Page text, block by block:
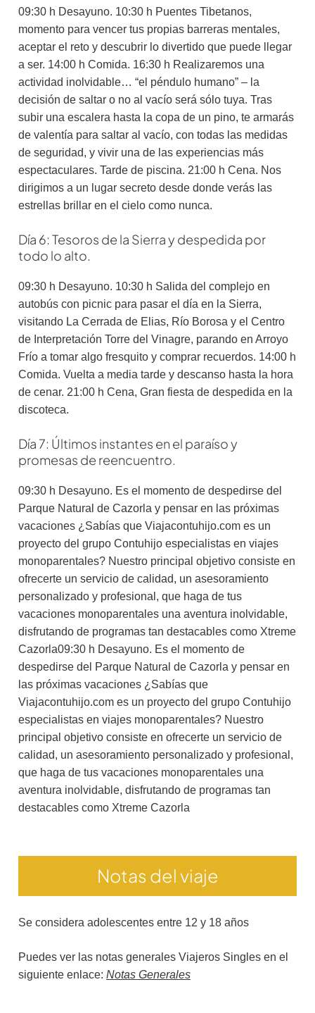
09:30 h Desayuno. 10:30 h Puentes Tibetanos,
momento para vencer tus propias barreras mentales,
aceptar el reto y descubrir lo divertido que puede llegar
a ser. 14:00 h Comida. 16:30 h Realizaremos una
actividad inolvidable… “el péndulo humano” – la
decisión de saltar o no al vacío será sólo tuya. Tras
subir una escalera hasta la copa de un pino, te armarás
de valentía para saltar al vacío, con todas las medidas
de seguridad, y vivir una de las experiencias más
espectaculares. Tarde de piscina. 21:00 h Cena. Nos
dirigimos a un lugar secreto desde donde verás las
estrellas brillar en el cielo como nunca.
Día 6: Tesoros de la Sierra y despedida por
todo lo alto.
09:30 h Desayuno. 10:30 h Salida del complejo en
autobús con picnic para pasar el día en la Sierra,
visitando La Cerrada de Elias, Río Borosa y el Centro
de Interpretación Torre del Vinagre, parando en Arroyo
Frío a tomar algo fresquito y comprar recuerdos. 14:00 h
Comida. Vuelta a media tarde y descanso hasta la hora
de cenar. 21:00 h Cena, Gran fiesta de despedida en la
discoteca.
Día 7: Últimos instantes en el paraíso y
promesas de reencuentro.
09:30 h Desayuno. Es el momento de despedirse del
Parque Natural de Cazorla y pensar en las próximas
vacaciones ¿Sabías que Viajacontuhijo.com es un
proyecto del grupo Contuhijo especialistas en viajes
monoparentales? Nuestro principal objetivo consiste en
ofrecerte un servicio de calidad, un asesoramiento
personalizado y profesional, que haga de tus
vacaciones monoparentales una aventura inolvidable,
disfrutando de programas tan destacables como Xtreme
Cazorla09:30 h Desayuno. Es el momento de
despedirse del Parque Natural de Cazorla y pensar en
las próximas vacaciones ¿Sabías que
Viajacontuhijo.com es un proyecto del grupo Contuhijo
especialistas en viajes monoparentales? Nuestro
principal objetivo consiste en ofrecerte un servicio de
calidad, un asesoramiento personalizado y profesional,
que haga de tus vacaciones monoparentales una
aventura inolvidable, disfrutando de programas tan
destacables como Xtreme Cazorla
Notas del viaje
Se considera adolescentes entre 12 y 18 años
Puedes ver las notas generales Viajeros Singles en el
siguiente enlace: Notas Generales